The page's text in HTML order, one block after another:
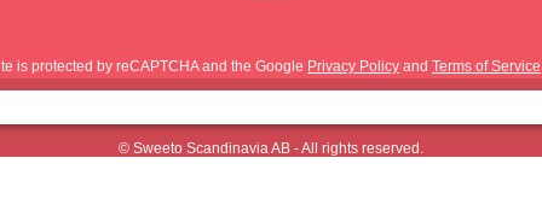
is protected by reCAPTCHA and the Google Privacy Policy and Terms of Service
© Sweeto Scandinavia AB - All rights reserved.